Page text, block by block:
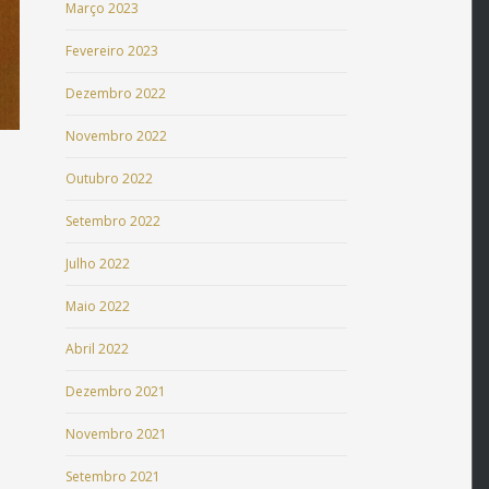
Março 2023
Fevereiro 2023
Dezembro 2022
Novembro 2022
Outubro 2022
Setembro 2022
Julho 2022
Maio 2022
Abril 2022
Dezembro 2021
Novembro 2021
Setembro 2021